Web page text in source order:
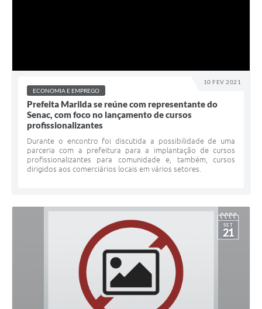
10 FEV 2021
ECONOMIA E EMPREGO
Prefeita Marilda se reúne com representante do
Senac, com foco no lançamento de cursos
profissionalizantes
Durante o encontro foi discutida a possibilidade de uma
parceria com a prefeitura para a implantação de cursos
profissionalizantes para comunidade e, também, cursos
dirigidos aos comerciários locais em vários setores.
SET
21